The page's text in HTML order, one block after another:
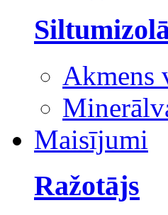
Akmens
Maisījumi
Ražotājs